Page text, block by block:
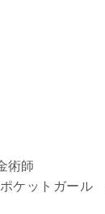
術師
ケットガール